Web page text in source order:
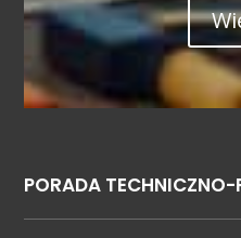
PORADA